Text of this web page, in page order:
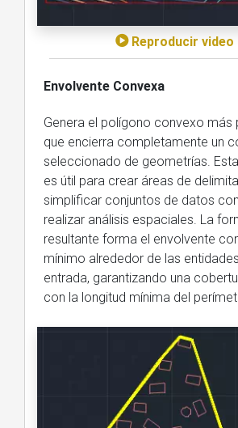
Reproducir video
Envolvente Convexa
Genera el polígono convexo más
que encierra completamente un
seleccionado de geometrías.
es útil para crear áreas de
simplificar conjuntos de datos
realizar análisis espaciales. La
resultante forma el envolvente
mínimo alrededor de las
entrada, garantizando una
con la longitud mínima del